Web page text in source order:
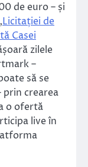
de euro – și
Licitației de
Casei
zilele
–
să se
prin crearea
o ofertă
live în